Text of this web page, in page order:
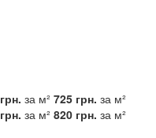
грн. за м² 725 грн. за м²
грн. за м² 820 грн. за м²